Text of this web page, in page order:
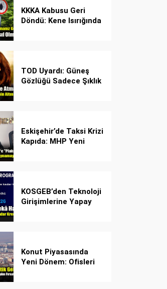
KKKA Kabusu Geri
Döndü: Kene Isırığında
TOD Uyardı: Güneş
Gözlüğü Sadece Şıklık
Eskişehir’de Taksi Krizi
Kapıda: MHP Yeni
KOSGEB’den Teknoloji
Girişimlerine Yapay
Konut Piyasasında
Yeni Dönem: Ofisleri